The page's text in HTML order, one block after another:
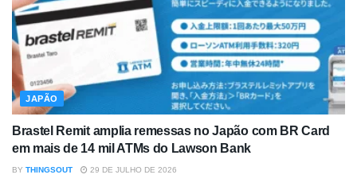
JAPÃO
Brastel Remit amplia remessas no Japão com BR Card
em mais de 14 mil ATMs do Lawson Bank
BY THINGSOUT 29 DE JULHO DE 2026